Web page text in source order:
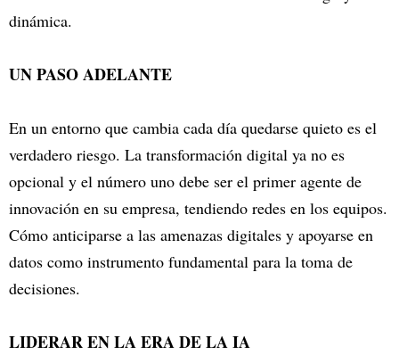
dinámica.
UN PASO ADELANTE
En un entorno que cambia cada día quedarse quieto es el
verdadero riesgo. La transformación digital ya no es
opcional y el número uno debe ser el primer agente de
innovación en su empresa, tendiendo redes en los equipos.
Cómo anticiparse a las amenazas digitales y apoyarse en
datos como instrumento fundamental para la toma de
decisiones.
LIDERAR EN LA ERA DE LA IA